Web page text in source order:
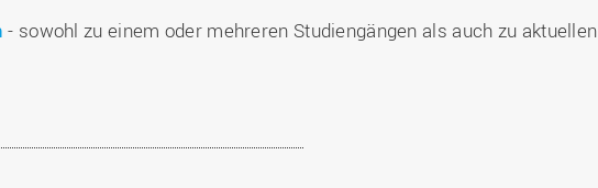
- sowohl zu einem oder mehreren Studiengängen als auch zu aktuellen